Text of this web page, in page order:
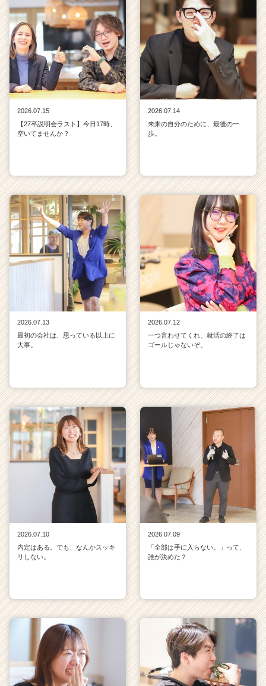
2026.07.15
【27卒説明会ラスト】今日17時、
空いてませんか？
2026.07.14
未来の自分のために、最後の一
歩。
2026.07.13
最初の会社は、思っている以上に
大事。
2026.07.12
一つ言わせてくれ、就活の終了は
ゴールじゃないぞ。
2026.07.10
内定はある。でも、なんかスッキ
リしない。
2026.07.09
「全部は手に入らない。」って、
誰が決めた？